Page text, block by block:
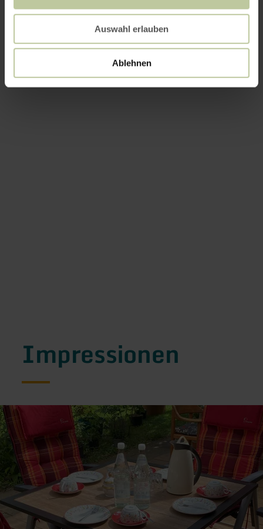
Auswahl erlauben
Ablehnen
Impressionen